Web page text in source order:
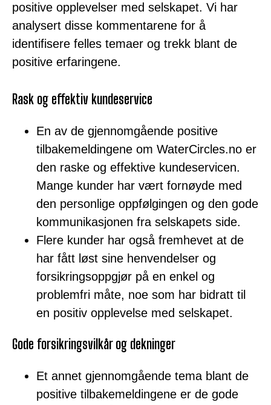
positive opplevelser med selskapet. Vi har
analysert disse kommentarene for å
identifisere felles temaer og trekk blant de
positive erfaringene.
Rask og effektiv kundeservice
En av de gjennomgående positive
tilbakemeldingene om WaterCircles.no er
den raske og effektive kundeservicen.
Mange kunder har vært fornøyde med
den personlige oppfølgingen og den gode
kommunikasjonen fra selskapets side.
Flere kunder har også fremhevet at de
har fått løst sine henvendelser og
forsikringsoppgjør på en enkel og
problemfri måte, noe som har bidratt til
en positiv opplevelse med selskapet.
Gode forsikringsvilkår og dekninger
Et annet gjennomgående tema blant de
positive tilbakemeldingene er de gode